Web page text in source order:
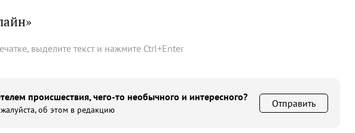
выделите текст и нажмите Ctrl+Enter
происшествия, чего-то необычного и интересного?
об этом в редакцию
Отправить